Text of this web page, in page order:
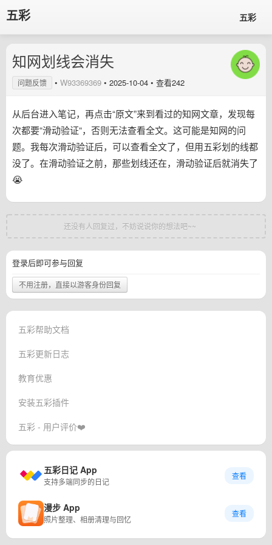
五彩 五彩
知网划线会消失
问题反馈 • W93369369 • 2025-10-04 • 查看242
从后台进入笔记，再点击“原文”来到看过的知网文章，发现每
次都要“滑动验证“，否则无法查看全文。这可能是知网的问
题。我每次滑动验证后，可以查看全文了，但用五彩划的线都
没了。在滑动验证之前，那些划线还在，滑动验证后就消失了
😭
还没有人回复过，不妨说说你的想法吧~~
登录后即可参与回复
不用注册，直接以游客身份回复
五彩帮助文档
五彩更新日志
教育优惠
安装五彩插件
五彩 - 用户评价❤️
五彩日记 App
支持多端同步的日记
查看
漫步 App
照片整理、相册清理与回忆
查看